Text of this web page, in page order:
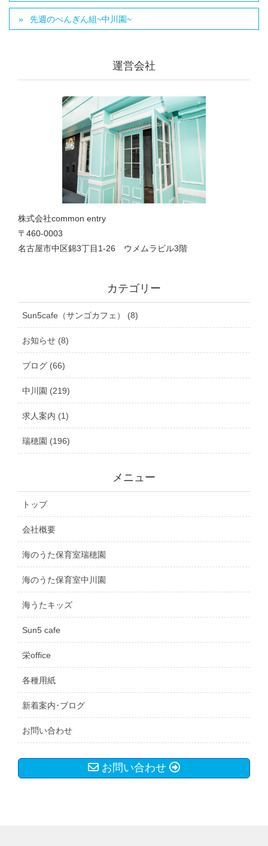
先週のぺんぎん組~中川園~
運営会社
株式会社common entry
〒460-0003
名古屋市中区錦3丁目1‐26 ウメムラビル3階
カテゴリー
Sun5cafe（サンゴカフェ） (8)
お知らせ (8)
ブログ (66)
中川園 (219)
求人案内 (1)
瑞穂園 (196)
メニュー
トップ
会社概要
海のうた保育室瑞穂園
海のうた保育室中川園
海うたキッズ
Sun5 cafe
栄office
各種用紙
新着案内･ブログ
お問い合わせ
お問い合わせ